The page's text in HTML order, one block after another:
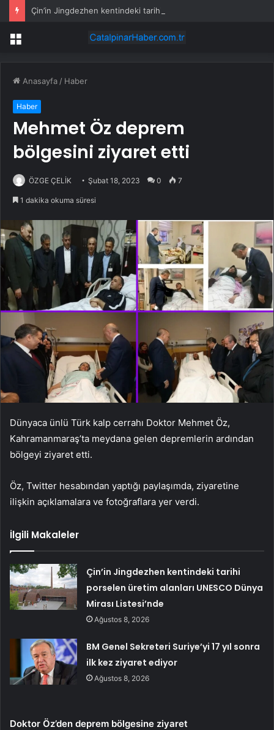
Menü
Anasayfa / Haber
Haber
Mehmet Öz deprem
bölgesini ziyaret etti
ÖZGE ÇELİK Şubat 18, 2023 0 7
1 dakika okuma süresi
Dünyaca ünlü Türk kalp cerrahı Doktor Mehmet Öz,
Kahramanmaraş’ta meydana gelen depremlerin ardından
bölgeyi ziyaret etti.
Öz, Twitter hesabından yaptığı paylaşımda, ziyaretine
ilişkin açıklamalara ve fotoğraflara yer verdi.
İlgili Makaleler
Çin’in Jingdezhen kentindeki tarihi
porselen üretim alanları UNESCO Dünya
Mirası Listesi’nde
Ağustos 8, 2026
BM Genel Sekreteri Suriye’yi 17 yıl sonra
ilk kez ziyaret ediyor
Ağustos 8, 2026
Doktor Öz’den deprem bölgesine ziyaret